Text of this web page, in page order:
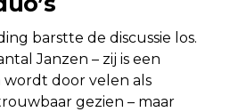
barstte de discussie los.
Janzen – zij is een
wordt door velen als
gezien – maar